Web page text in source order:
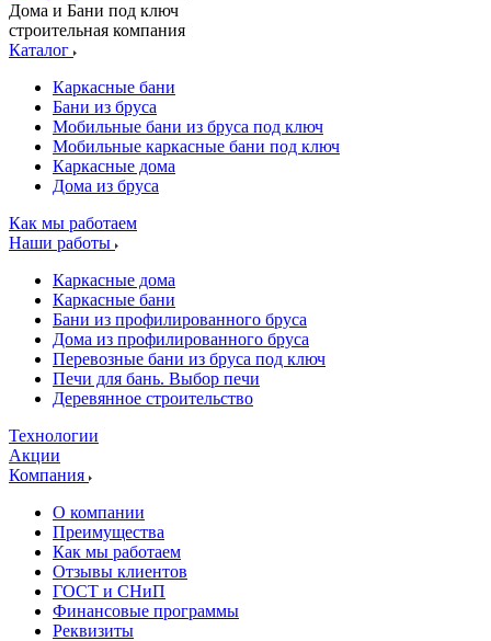
Дома и Бани под ключ
строительная компания
Каталог
Каркасные бани
Бани из бруса
Мобильные бани из бруса под ключ
Мобильные каркасные бани под ключ
Каркасные дома
Дома из бруса
Как мы работаем
Наши работы
Каркасные дома
Каркасные бани
Бани из профилированного бруса
Дома из профилированного бруса
Перевозные бани из бруса под ключ
Печи для бань. Выбор печи
Деревянное строительство
Технологии
Акции
Компания
О компании
Преимущества
Как мы работаем
Отзывы клиентов
ГОСТ и СНиП
Финансовые программы
Реквизиты